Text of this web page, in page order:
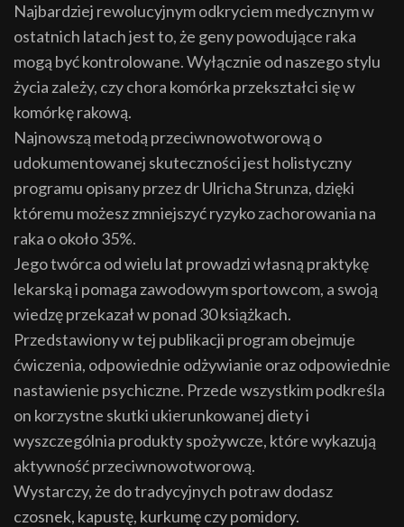
Najbardziej rewolucyjnym odkryciem medycznym w
ostatnich latach jest to, że geny powodujące raka
mogą być kontrolowane. Wyłącznie od naszego stylu
życia zależy, czy chora komórka przekształci się w
komórkę rakową.
Najnowszą metodą przeciwnowotworową o
udokumentowanej skuteczności jest holistyczny
programu opisany przez dr Ulricha Strunza, dzięki
któremu możesz zmniejszyć ryzyko zachorowania na
raka o około 35%.
Jego twórca od wielu lat prowadzi własną praktykę
lekarską i pomaga zawodowym sportowcom, a swoją
wiedzę przekazał w ponad 30 książkach.
Przedstawiony w tej publikacji program obejmuje
ćwiczenia, odpowiednie odżywianie oraz odpowiednie
nastawienie psychiczne. Przede wszystkim podkreśla
on korzystne skutki ukierunkowanej diety i
wyszczególnia produkty spożywcze, które wykazują
aktywność przeciwnowotworową.
Wystarczy, że do tradycyjnych potraw dodasz
czosnek, kapustę, kurkumę czy pomidory.